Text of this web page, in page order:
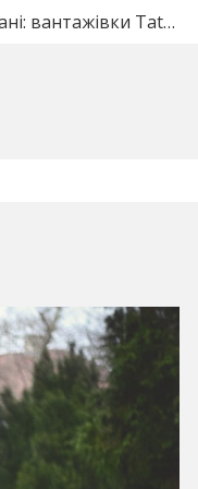
входит в стоимость